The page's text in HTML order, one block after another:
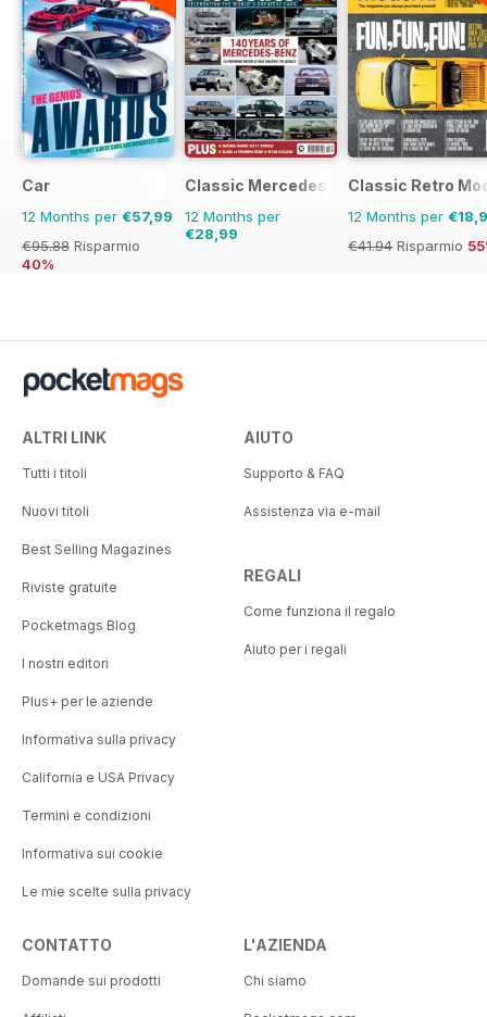
Car
12 Months per €57,99
€95.88 Risparmio
40%
Classic Mercedes
12 Months per
€28,99
Classic Retro
12 Months per
€41.94 Risparmio
ALTRI LINK
Tutti i titoli
Nuovi titoli
Best Selling Magazines
Riviste gratuite
Pocketmags Blog
I nostri editori
Plus+ per le aziende
Informativa sulla privacy
California e USA Privacy
Termini e condizioni
Informativa sui cookie
Le mie scelte sulla privacy
AIUTO
Supporto & FAQ
Assistenza via e-mail
REGALI
Come funziona il regalo
Aiuto per i regali
CONTATTO
Domande sui prodotti
L'AZIENDA
Chi siamo